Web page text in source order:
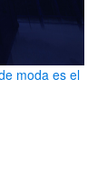
moda es el